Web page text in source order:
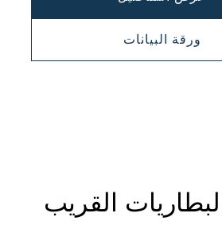
AGM
ورقة البيانات
AGM
القريب